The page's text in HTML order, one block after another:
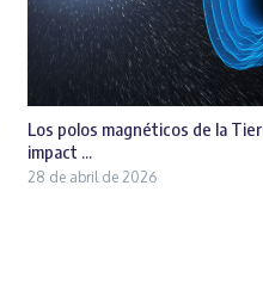
Los polos magnéticos de la
impact ...
28 de abril de 2026